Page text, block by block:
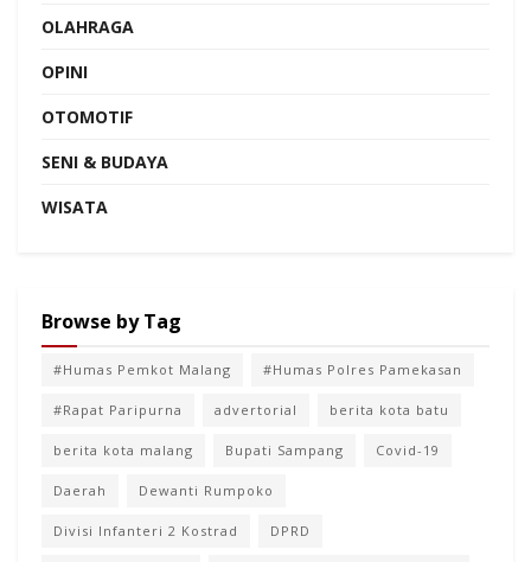
OLAHRAGA
OPINI
OTOMOTIF
SENI & BUDAYA
WISATA
Browse by Tag
#Humas Pemkot Malang #Humas Polres Pamekasan
#Rapat Paripurna advertorial berita kota batu
berita kota malang Bupati Sampang Covid-19
Daerah Dewanti Rumpoko
Divisi Infanteri 2 Kostrad DPRD